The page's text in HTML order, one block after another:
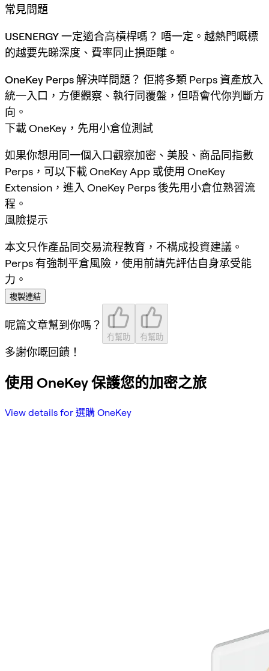
常見問題
USENERGY 一定適合高槓桿嗎？ 唔一定。越熱門嘅標
的越要先睇深度、費率同止損距離。
OneKey Perps 解決咩問題？ 佢將多類 Perps 資產放入
統一入口，方便觀察、執行同覆盤，但唔會代你判斷方
向。
下載 OneKey，先用小倉位測試
如果你想用同一個入口觀察加密、美股、商品同指數
Perps，可以下載 OneKey App 或使用 OneKey
Extension，進入 OneKey Perps 後先用小倉位熟習流
程。
風險提示
本文只作產品同交易流程教育，不構成投資建議。
Perps 有強制平倉風險，使用前請先評估自身承受能
力。
複製連結
呢篇文章幫到你嗎？
冇幫助 有幫助
多謝你嘅回饋！
使用 OneKey 保護您的加密之旅
View details for 選購 OneKey